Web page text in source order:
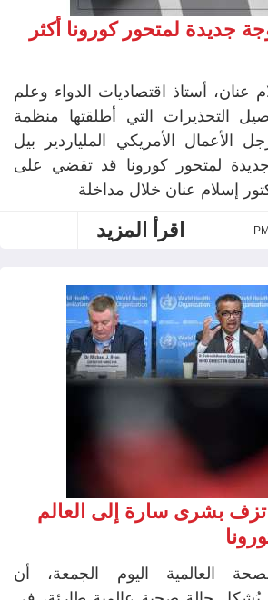
جديدة لمتحور كورونا أكثر
عنان، أستاذ اقتصاديات الدواء وعلم
التحذيرات التي أطلقتها منظمة
الأعمال الأمريكي الملياردير بيل
لمتحور كورونا قد تقضي على
إسلام عنان خلال مداخلة
اقرأ المزيد
تزف بشرى سارة إلى العالم
العالمية اليوم الجمعة، أن